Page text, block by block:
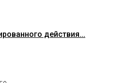
действия...